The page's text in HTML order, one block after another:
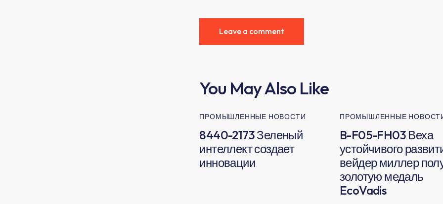
You May Also Like
ПРОМЫШЛЕННЫЕ НОВОСТИ
8440-2173 Зеленый
интеллект создает
инновации
ПРОМЫШЛЕННЫЕ
B-F05-FH03 Веха
устойчивого
вейдер миллер
золотую медаль
EcoVadis